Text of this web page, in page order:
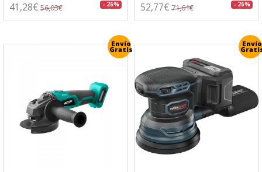
41,28€ 56,03€ - 26% 52,77€ 71,61€ - 26%
Envío
Gratis
Envío